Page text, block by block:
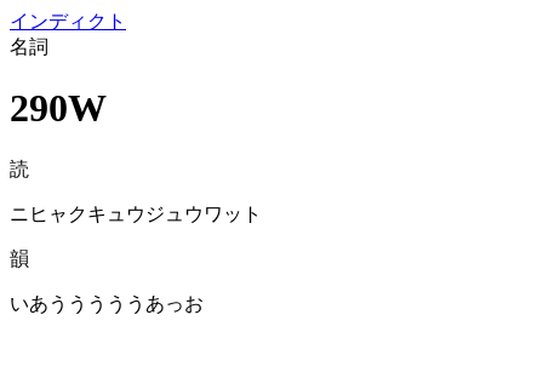
インディクト
名詞
290W
読
ニヒャクキュウジュウワット
韻
いあうううううあっお